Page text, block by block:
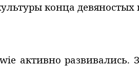
конца девяностых
активно развивались.